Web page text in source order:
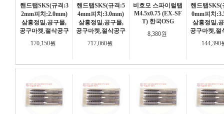
핸드탭SKS(규격:3
2mm피치:2.0mm)
삼흥정밀,공구몰,
공구마켓,절삭공구
170,150원
핸드탭SKS(규격:5
4mm피치:3.0mm)
삼흥정밀,공구몰,
공구마켓,절삭공구
717,060원
비호모 스파이럴탭
M4.5x0.75 (EX-SF
T) 한국OSG
8,380원
핸드탭SKS(
0mm피치
삼흥정밀,
공구마켓,절
144,390